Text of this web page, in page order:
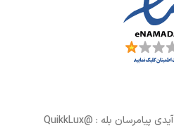
آیدی پیامرسان بله : @QuikkLux